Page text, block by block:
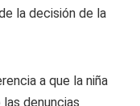
la decisión de la
a que la niña
denuncias